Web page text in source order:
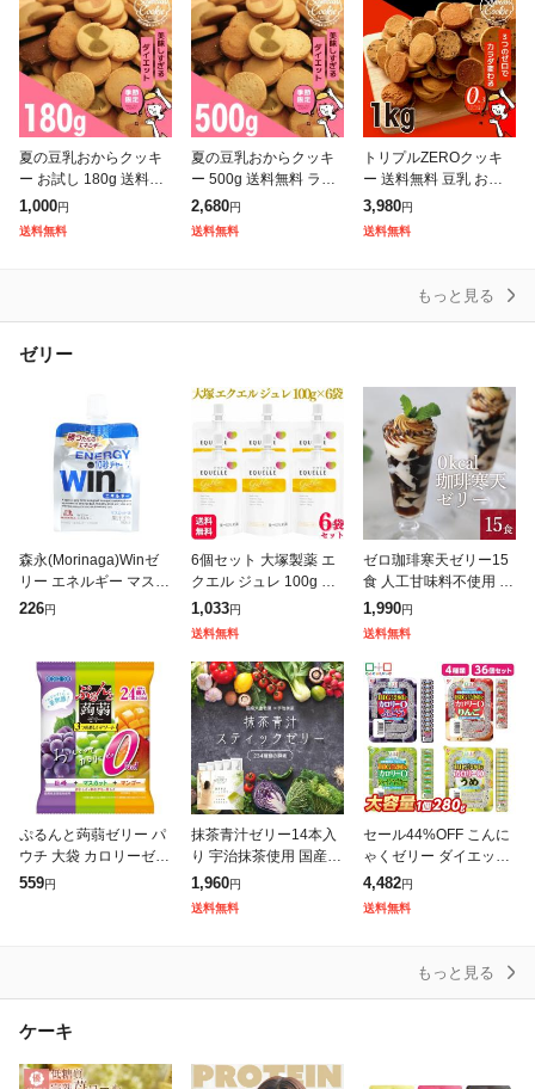
夏の豆乳おからクッキ
ー お試し 180g 送料無
料 ランキング1位! 豆乳
おから クッキー ヘルシ
1,000円
送料無料
夏の豆乳おからクッキ
ー 500g 送料無料 ラン
キング1位! 豆乳 おから
クッキー ヘルシー スイ
2,680円
送料無料
トリプルZEROクッキ
ー 送料無料 豆乳 おか
ら クッキー 訳あり ダ
イエット 小麦不使用 グ
3,980円
送料無料
もっと見る
ゼリー
森永(Morinaga)Winゼ
リー エネルギー マスカ
ット味 36JMM47000(M
226円
6個セット 大塚製薬 エ
クエル ジュレ 100g ゼ
リー飲料
1,033円
送料無料
ゼロ珈琲寒天ゼリー15
食 人工甘味料不使用 ダ
イエット食品 ギルトフ
リーデザート ミルク風
ロリー ダイエッ
1,990円
送料無料
ぷるんと蒟蒻ゼリー パ
ウチ 大袋 カロリーゼロ
巨峰+マスカット+マン
559円
抹茶青汁ゼリー14本入
り 宇治抹茶使用 国産
大麦若葉 小分け スティ
ック 目覚め すっきり
1,960円
送料無料
セール44%OFF こんに
ゃくゼリー ダイエット
食品 食べ比べセット 0
カロリー 低糖質こんに
4,482円
送料無料
もっと見る
ケーキ